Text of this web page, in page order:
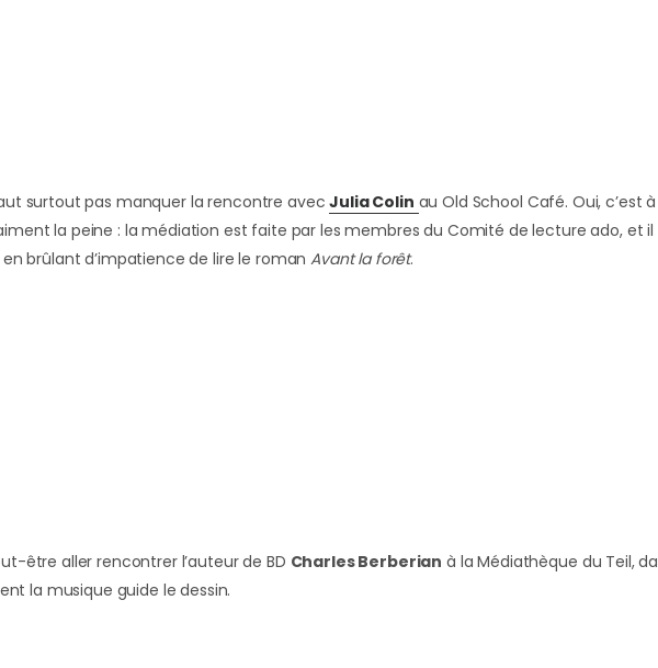
surtout pas manquer la rencontre avecJulia Colin au Old School Café. Oui, c’est
la peine : la médiation est faite par les membres du Comité de lecture ado, et il
brûlant d’impatience de lire le romanAvant la forêt.
être aller rencontrer l’auteur de BD Charles Berberian à la Médiathèque du Teil,
la musique guide le dessin.